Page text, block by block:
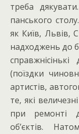
треба
панського
як Київ, Львів,
надходжень до
(поїздки
артистів,
те, які
при ремонті
об’єктів.